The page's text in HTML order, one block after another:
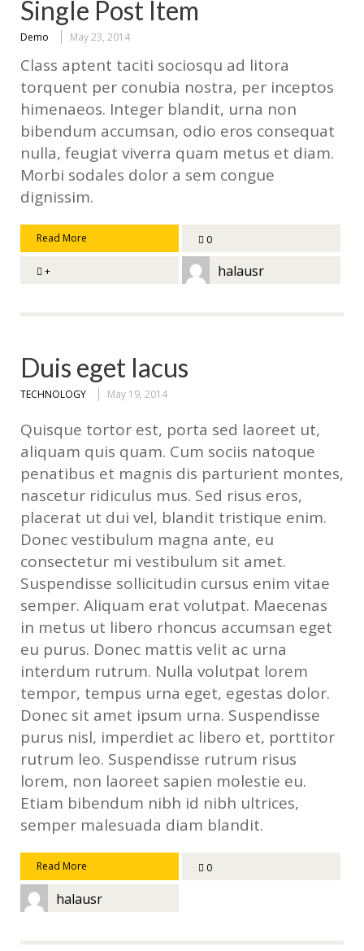
Single Post Item
Demo May 23, 2014
Class aptent taciti sociosqu ad litora
torquent per conubia nostra, per inceptos
himenaeos. Integer blandit, urna non
bibendum accumsan, odio eros consequat
nulla, feugiat viverra quam metus et diam.
Morbi sodales dolor a sem congue
dignissim.
Read More 0
+ halausr
Duis eget lacus
TECHNOLOGY May 19, 2014
Quisque tortor est, porta sed laoreet ut,
aliquam quis quam. Cum sociis natoque
penatibus et magnis dis parturient montes,
nascetur ridiculus mus. Sed risus eros,
placerat ut dui vel, blandit tristique enim.
Donec vestibulum magna ante, eu
consectetur mi vestibulum sit amet.
Suspendisse sollicitudin cursus enim vitae
semper. Aliquam erat volutpat. Maecenas
in metus ut libero rhoncus accumsan eget
eu purus. Donec mattis velit ac urna
interdum rutrum. Nulla volutpat lorem
tempor, tempus urna eget, egestas dolor.
Donec sit amet ipsum urna. Suspendisse
purus nisl, imperdiet ac libero et, porttitor
rutrum leo. Suspendisse rutrum risus
lorem, non laoreet sapien molestie eu.
Etiam bibendum nibh id nibh ultrices,
semper malesuada diam blandit.
Read More 0
halausr